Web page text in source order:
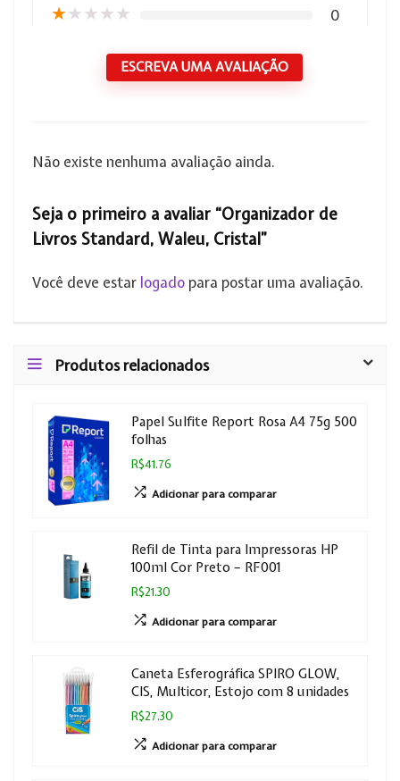
★★★★★ 0
ESCREVA UMA AVALIAÇÃO
Não existe nenhuma avaliação ainda.
Seja o primeiro a avaliar “Organizador de
Livros Standard, Waleu, Cristal”
Você deve estar logadopara postar uma avaliação.
Produtos relacionados
Papel Sulfite Report Rosa A4 75g 500
folhas
R$41.76
Adicionar para comparar
Refil de Tinta para Impressoras HP
100ml Cor Preto – RF001
R$21.30
Adicionar para comparar
Caneta Esferográfica SPIRO GLOW,
CIS, Multicor, Estojo com 8 unidades
R$27.30
Adicionar para comparar